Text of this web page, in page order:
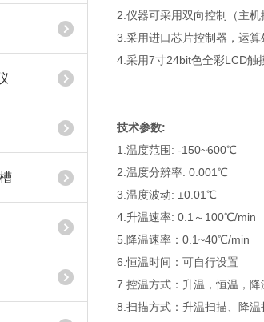
2.仪器可采用双向控制（主
3.采用进口芯片控制器，运
4.采用7寸24bit色全彩LCD触
技术参数:
1.温度范围: -150~600℃
2.温度分辨率: 0.001℃
3.温度波动: ±0.01℃
4.升温速率: 0.1～100℃/min
5.降温速率：0.1~40℃/min
6.恒温时间：可自行设置
7.控温方式：升温，恒温，降
8.扫描方式：升温扫描、降温